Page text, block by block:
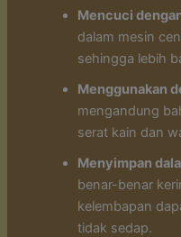
Mencuci
dalam mesin
sehingga lebih
Menggunakan
mengandung
serat kain dan
Menyimpan
benar-benar
kelembapan
tidak sedap.